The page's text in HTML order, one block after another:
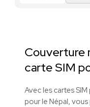
Couverture
carte SIM
Avec les cartes
pour le Népal,